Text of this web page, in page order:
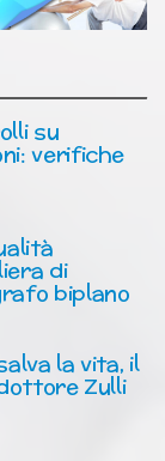
su
verifiche
di
biplano
la vita, il
Zulli